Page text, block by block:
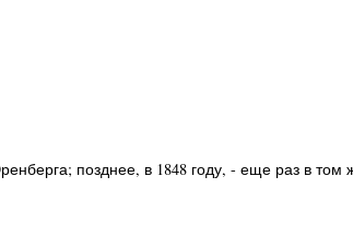
позднее, в 1848 году, - еще раз в том